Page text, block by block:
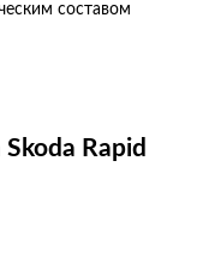
составом
Rapid